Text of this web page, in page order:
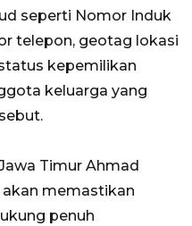
seperti Nomor Induk
telepon, geotag lokasi
kepemilikan
keluarga yang
Timur Ahmad
memastikan
penuh